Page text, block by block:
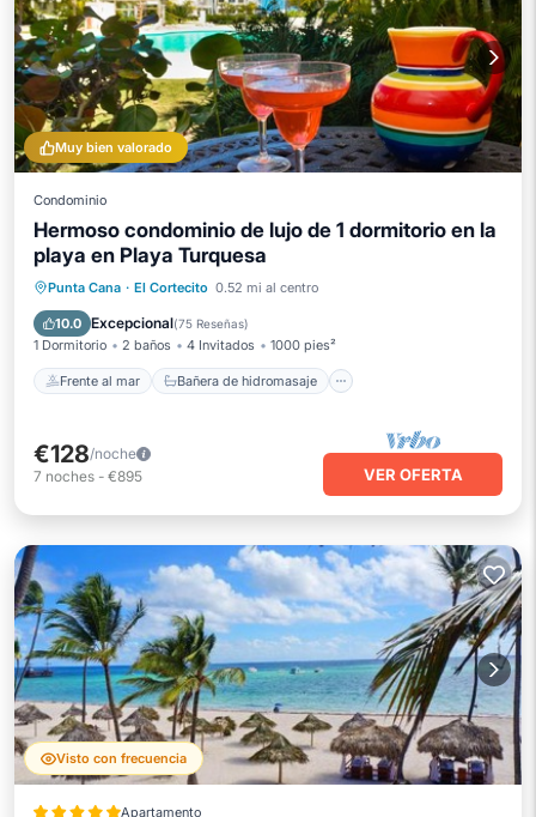
Muy bien valorado
Condominio
Hermoso condominio de lujo de 1 dormitorio en la
playa en Playa Turquesa
Punta Cana · El Cortecito 0.52 mi al centro
10.0 Excepcional(75 Reseñas)
1 Dormitorio 2 baños 4 Invitados 1000 pies²
Frente al mar Bañera de hidromasaje
Frente al mar
Bañera de hidromasaje
Aparcamiento
€128/noche
7 noches - €895 VER OFERTA
Visto con frecuencia
Apartamento